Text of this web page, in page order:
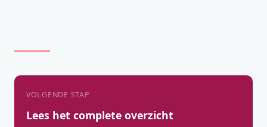
VOLGENDE STAP
Lees het complete overzicht